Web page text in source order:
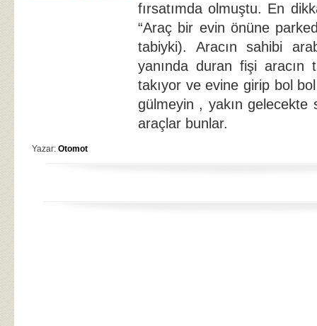
fırsatımda olmuştu. En
“Araç bir evin önüne
tabiyki). Aracın sahibi
yanında duran fişi aracın
takıyor ve evine girip bol
gülmeyin , yakın gelecekte
araçlar bunlar.
Yazar: Otomot